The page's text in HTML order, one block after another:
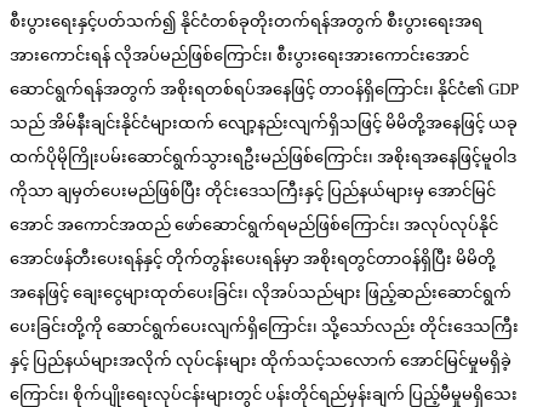
စီးပွားရေးနှင့်ပတ်သက်၍ နိုင်ငံတစ်ခုတိုးတက်ရန်အတွက် စီးပွားရေးအရ
အားကောင်းရန် လိုအပ်မည်ဖြစ်ကြောင်း၊ စီးပွားရေးအားကောင်းအောင်
ဆောင်ရွက်ရန်အတွက် အစိုးရတစ်ရပ်အနေဖြင့် တာဝန်ရှိကြောင်း၊ နိုင်ငံ၏ GDP
သည် အိမ်နီးချင်းနိုင်ငံများထက် လျော့နည်းလျက်ရှိသဖြင့် မိမိတို့အနေဖြင့် ယခု
ထက်ပိုမိုကြိုးပမ်းဆောင်ရွက်သွားရဦးမည်ဖြစ်ကြောင်း၊ အစိုးရအနေဖြင့်မူဝါဒ
ကိုသာ ချမှတ်ပေးမည်ဖြစ်ပြီး တိုင်းဒေသကြီးနှင့် ပြည်နယ်များမှ အောင်မြင်
အောင် အကောင်အထည် ဖော်ဆောင်ရွက်ရမည်ဖြစ်ကြောင်း၊ အလုပ်လုပ်နိုင်
အောင်ဖန်တီးပေးရန်နှင့် တိုက်တွန်းပေးရန်မှာ အစိုးရတွင်တာဝန်ရှိပြီး မိမိတို့
အနေဖြင့် ချေးငွေများထုတ်ပေးခြင်း၊ လိုအပ်သည်များ ဖြည့်ဆည်းဆောင်ရွက်
ပေးခြင်းတို့ကို ဆောင်ရွက်ပေးလျက်ရှိကြောင်း၊ သို့သော်လည်း တိုင်းဒေသကြီး
နှင့် ပြည်နယ်များအလိုက် လုပ်ငန်းများ ထိုက်သင့်သလောက် အောင်မြင်မှုမရှိခဲ့
ကြောင်း၊ စိုက်ပျိုးရေးလုပ်ငန်းများတွင် ပန်းတိုင်ရည်မှန်းချက် ပြည့်မီမှုမရှိသေး